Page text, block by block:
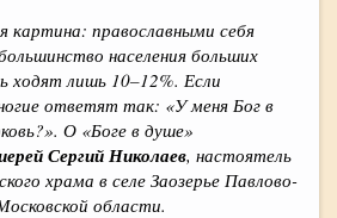
картина: православными себя
населения больших
ходят лишь 10–12%. Если
ответят так: «У меня Бог в
О «Боге в душе»
Сергий Николаев, настоятель
храма в селе Заозерье Павлово-
области.